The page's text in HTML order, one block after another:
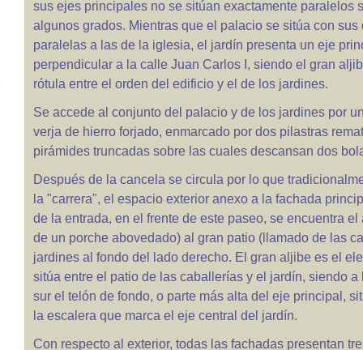
sus ejes principales no se sitúan exactamente paralelos
algunos grados. Mientras que el palacio se sitúa con sus
paralelas a las de la iglesia, el jardín presenta un eje
perpendicular a la calle Juan Carlos I, siendo el gran
rótula entre el orden del edificio y el de los jardines.
Se accede al conjunto del palacio y de los jardines por
verja de hierro forjado, enmarcado por dos pilastras
pirámides truncadas sobre las cuales descansan dos
Después de la cancela se circula por lo que
la "carrera", el espacio exterior anexo a la fachada
de la entrada, en el frente de este paseo, se encuentra el
de un porche abovedado) al gran patio (llamado de las
jardines al fondo del lado derecho. El gran aljibe es el
sitúa entre el patio de las caballerías y el jardín, siendo a
sur el telón de fondo, o parte más alta del eje principal,
la escalera que marca el eje central del jardín.
Con respecto al exterior, todas las fachadas presentan